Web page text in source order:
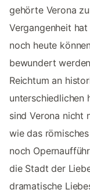
gehörte Verona
Vergangenheit
noch heute
bewundert
Reichtum an
unterschiedlichen
sind Verona nicht
wie das
noch
die Stadt der
dramatische